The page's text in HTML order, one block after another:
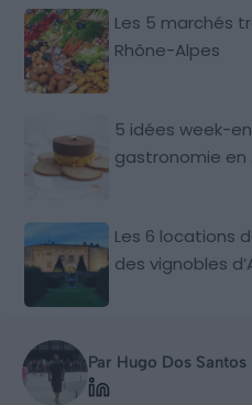
Les 5 marchés
Rhône-Alpes
5 idées week-
gastronomie en
Les 6 locations
des vignobles
Par Hugo Dos Santos